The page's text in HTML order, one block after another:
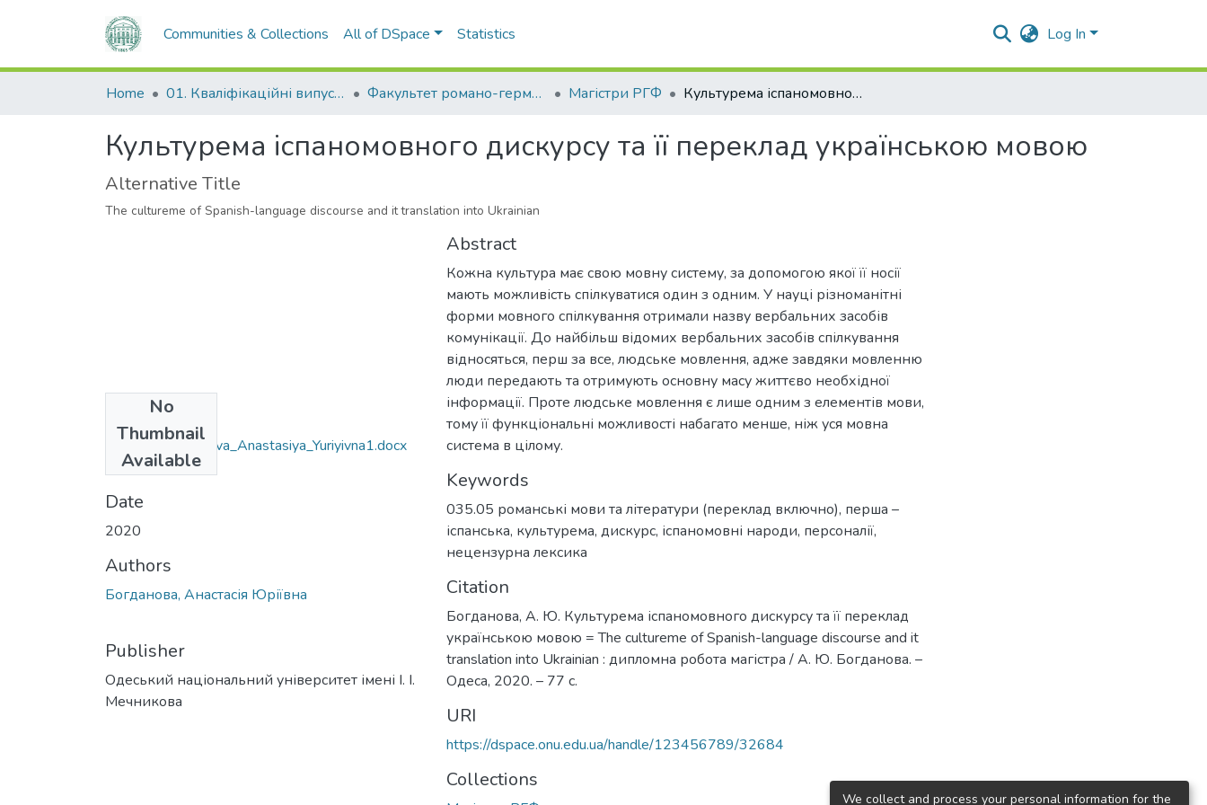
Communities & Collections All of DSpace Statistics Log In
Home 01. Кваліфікаційні випускні роботи здобувачів вищої освіти Факультет романо-германської філології Магістри РГФ Культурема іспаномовного дискурсу та її переклад українською мовою
Культурема іспаномовного дискурсу та її переклад українською мовою
Alternative Title
The cultureme of Spanish-language discourse and it translation into Ukrainian
No
Thumbnail
Available
035.05_Bohdanova_Anastasiya_Yuriyivna1.docx
(117.52 KB)
Date
2020
Authors
Богданова, Анастасія Юріївна
Publisher
Одеський національний університет імені І. І.
Мечникова
Abstract
Кожна культура має свою мовну систему, за допомогою якої її носії
мають можливість спілкуватися один з одним. У науці різноманітні
форми мовного спілкування отримали назву вербальних засобів
комунікації. До найбільш відомих вербальних засобів спілкування
відносяться, перш за все, людське мовлення, адже завдяки мовленню
люди передають та отримують основну масу життєво необхідної
інформації. Проте людське мовлення є лише одним з елементів мови,
тому її функціональні можливості набагато менше, ніж уся мовна
система в цілому.
Keywords
035.05 романські мови та літератури (переклад включно), перша –
іспанська, культурема, дискурс, іспаномовні народи, персоналії,
нецензурна лексика
Citation
Богданова, А. Ю. Культурема іспаномовного дискурсу та її переклад
українською мовою = The cultureme of Spanish-language discourse and it
translation into Ukrainian : дипломна робота магістра / А. Ю. Богданова. –
Одеса, 2020. – 77 с.
URI
https://dspace.onu.edu.ua/handle/123456789/32684
Collections
We collect and process your personal information for the